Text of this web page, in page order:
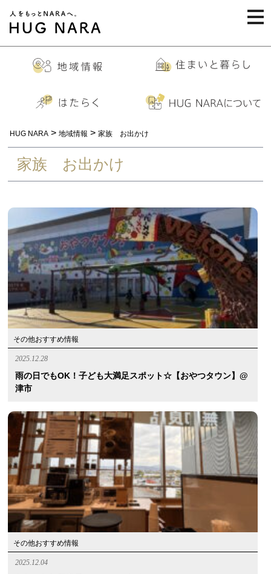
HUG NARA > 地域情報 > 家族 お出かけ
家族 お出かけ
その他おすすめ情報
2025.12.28
雨の日でもOK！子ども大満足スポット☆【おやつタウン】@
津市
その他おすすめ情報
2025.12.04